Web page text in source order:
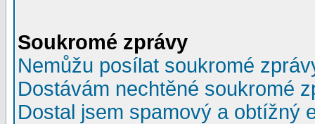
Soukromé zprávy
Nemůžu posílat soukromé
Dostávám nechtěné soukromé
Dostal jsem spamový a obtížný